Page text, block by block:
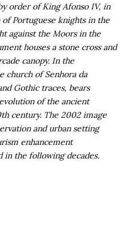
order of King Afonso IV, in
Portuguese knights in the
against the Moors in the
houses a stone cross and
canopy. In the
church of Senhora da
Gothic traces, bears
of the ancient
century. The 2002 image
and urban setting
enhancement
the following decades.